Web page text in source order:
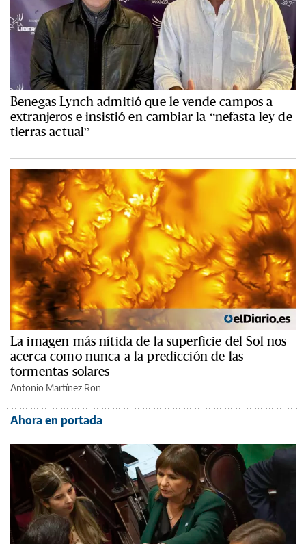
Benegas Lynch admitió que le vende campos a
extranjeros e insistió en cambiar la “nefasta ley de
tierras actual”
La imagen más nítida de la superficie del Sol nos
acerca como nunca a la predicción de las
tormentas solares
Antonio Martínez Ron
Ahora en portada